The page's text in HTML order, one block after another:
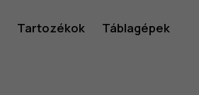
Tartozékok Táblagépek